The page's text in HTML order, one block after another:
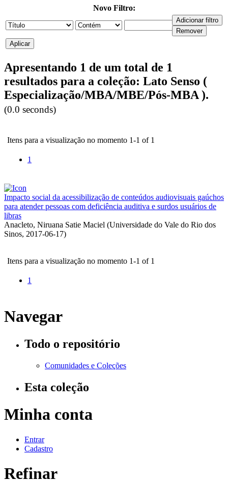
Novo Filtro:
Apresentando 1 de um total de 1
resultados para a coleção: Lato Senso (
Especialização/MBA/MBE/Pós-MBA ).
(0.0 seconds)
Itens para a visualização no momento 1-1 of 1
1
Impacto social da acessibilização de conteúdos audiovisuais gaúchos
para atender pessoas com deficiência auditiva e surdos usuários de
libras
Anacleto, Niruana Satie Maciel (Universidade do Vale do Rio dos
Sinos, 2017-06-17)
Itens para a visualização no momento 1-1 of 1
1
Navegar
Todo o repositório
Comunidades e Coleções
Esta coleção
Minha conta
Entrar
Cadastro
Refinar